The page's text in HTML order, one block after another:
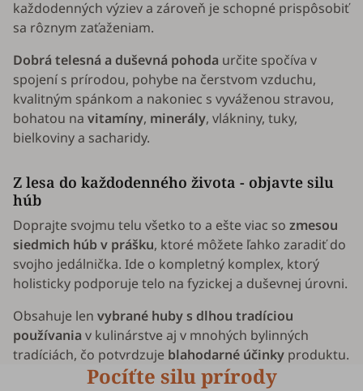
každodenných výziev a zároveň je schopné prispôsobiť
sa rôznym zaťaženiam.
Dobrá telesná a duševná pohoda určite spočíva v
spojení s prírodou, pohybe na čerstvom vzduchu,
kvalitným spánkom a nakoniec s vyváženou stravou,
bohatou na vitamíny, minerály, vlákniny, tuky,
bielkoviny a sacharidy.
Z lesa do každodenného života - objavte silu
húb
Doprajte svojmu telu všetko to a ešte viac so zmesou
siedmich húb v prášku, ktoré môžete ľahko zaradiť do
svojho jedálnička. Ide o kompletný komplex, ktorý
holisticky podporuje telo na fyzickej a duševnej úrovni.
Obsahuje len vybrané huby s dlhou tradíciou
používania v kulinárstve aj v mnohých bylinných
tradíciách, čo potvrdzuje blahodarné účinky produktu.
Pocíťte silu prírody